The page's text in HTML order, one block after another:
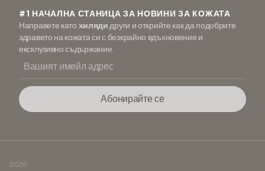
#1 НАЧАЛНА СТАНИЦА ЗА НОВИНИ ЗА КОЖАТА
Направете като хилядидруги и открийте как да подобрите
здравето на кожата си с безкрайно вдъхновение и
ексклузивно съдържание.
Абонирайте се
2026